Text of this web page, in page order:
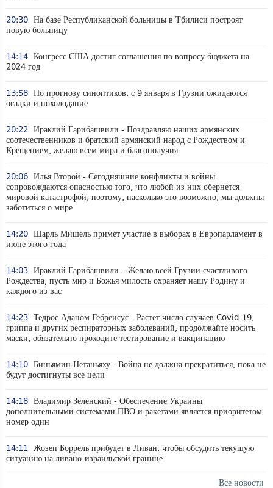
20:30 На базе Республиканской больницы в Тбилиси построят
новую больницу
14:14 Конгресс США достиг соглашения по вопросу бюджета на
2024 год
13:58 По прогнозу синоптиков, с 9 января в Грузии ожидаются
осадки и похолодание
20:22 Ираклий Гарибашвили - Поздравляю наших армянских
соотечественников и братский армянский народ с Рождеством и
Крещением, желаю всем мира и благополучия
20:06 Илья Второй - Сегодняшние конфликты и войны
сопровождаются опасностью того, что любой из них обернется
мировой катастрофой, поэтому, насколько это возможно, мы должны
заботиться о мире
14:20 Шарль Мишель примет участие в выборах в Европарламент в
июне этого года
14:03 Ираклий Гарибашвили – Желаю всей Грузии счастливого
Рождества, пусть мир и Божья милость охраняет нашу Родину и
каждого из вас
14:23 Тедрос Аданом Гебреисус - Растет число случаев Covid-19,
гриппа и других респираторных заболеваний, продолжайте носить
маски, обязательно проходите тестирование и вакцинацию
14:10 Биньямин Нетаньяху - Война не должна прекратиться, пока не
будут достигнуты все цели
14:18 Владимир Зеленский - Обеспечение Украины
дополнительными системами ПВО и ракетами является приоритетом
номер один
14:11 Жозеп Боррель прибудет в Ливан, чтобы обсудить текущую
ситуацию на ливано-израильской границе
Все новости